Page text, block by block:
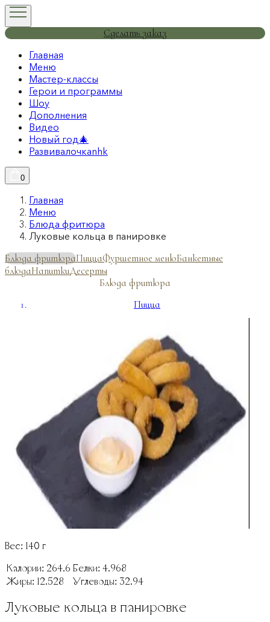
Сделать заказ
Главная
Меню
Мастер-классы
Герои и программы
Шоу
Дополнения
Видео
Новый год🎄
Развивалочкаnhk
0
Главная
Меню
Блюда фритюра
Луковые кольца в панировке
Блюда фритюраПиццаФуршетное менюБанкетные
блюдаНапиткиДесерты
Блюда фритюра
Пицца
Фуршетное меню
Банкетные блюда
Напитки
Десерты
Вес: 140 г
Калории: 264.6 Белки: 4.968
Жиры: 12.528 Углеводы: 32.94
Луковые кольца в панировке